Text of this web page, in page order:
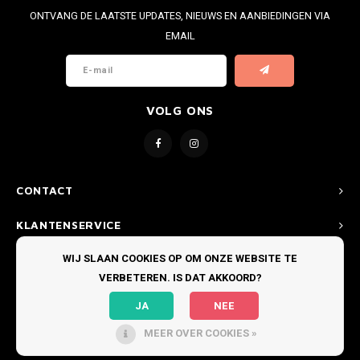
CONTACT
ONTVANG DE LAATSTE UPDATES, NIEUWS EN AANBIEDINGEN VIA
EMAIL
VOLG ONS
KLANTENSERVICE
MIJN ACCOUNT
WIJ SLAAN COOKIES OP OM ONZE WEBSITE TE
VERBETEREN. IS DAT AKKOORD?
JA
NEE
MEER OVER COOKIES »